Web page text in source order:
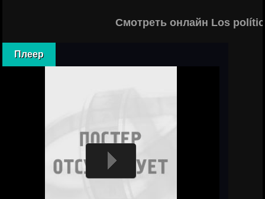
Смотреть онлайн Los
Плеер